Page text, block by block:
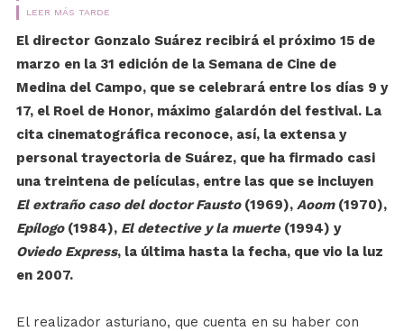
LEER MÁS TARDE
El director Gonzalo Suárez recibirá el próximo 15 de
marzo en la 31 edición de la Semana de Cine de
Medina del Campo, que se celebrará entre los días 9 y
17, el Roel de Honor, máximo galardón del festival. La
cita cinematográfica reconoce, así, la extensa y
personal trayectoria de Suárez, que ha firmado casi
una treintena de películas, entre las que se incluyen
El extraño caso del doctor Fausto(1969), Aoom(1970),
Epílogo(1984), El detective y la muerte(1994) y
Oviedo Express, la última hasta la fecha, que vio la luz
en 2007.
El realizador asturiano, que cuenta en su haber con